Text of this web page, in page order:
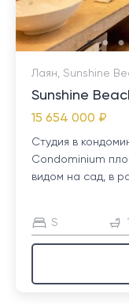
Лаян, Sunshine
Sunshine
15 654 000 ₽
Студия в
Condominium
видом на сад, в
S 1